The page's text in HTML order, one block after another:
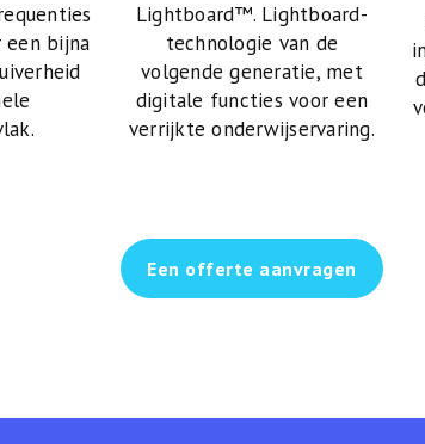
een bijna
Lightboard™. Lightboard-
technologie van de
volgende generatie, met
digitale functies voor een
verrijkte onderwijservaring.
Een offerte aanvragen